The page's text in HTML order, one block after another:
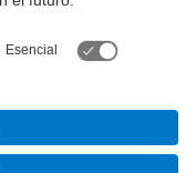
en Ciencia y